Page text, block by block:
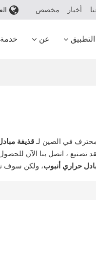
أخبار مخصص
عن خدمة
في الصين لـ قذيفة
تصنيع ، اتصل بنا الآن
حراري أنبوب، ولكن سوف